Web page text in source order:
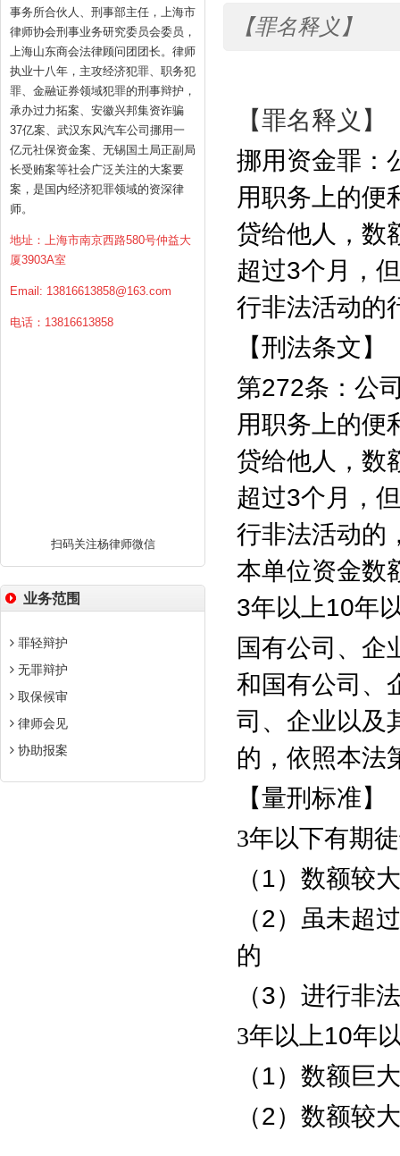
事务所合伙人、刑事部主任，上海市
律师协会刑事业务研究委员会委员，
上海山东商会法律顾问团团长。律师
执业十八年，主攻经济犯罪、职务犯
罪、金融证券领域犯罪的刑事辩护，
承办过力拓案、安徽兴邦集资诈骗
37亿案、武汉东风汽车公司挪用一
亿元社保资金案、无锡国土局正副局
长受贿案等社会广泛关注的大案要
案，是国内经济犯罪领域的资深律
师。
地址：上海市南京西路580号仲益大
厦3903A室
Email: 13816613858@163.com
电话：13816613858
扫码关注杨律师微信
业务范围
罪轻辩护
无罪辩护
取保候审
律师会见
协助报案
【罪名释义】
【罪名释义】
挪用资金罪：
用职务上的便
贷给他人，数
超过3个月，
行非法活动的
【刑法条文】
第272条：公
用职务上的便
贷给他人，数
超过3个月，
行非法活动的
本单位资金数
3年以上10年
国有公司、企
和国有公司、
司、企业以及
的，依照本法
【量刑标准】
3年以下有期
（1）数额较
（2）虽未超过
的
（3）进行非
3年以上10年
（1）数额巨大
（2）数额较